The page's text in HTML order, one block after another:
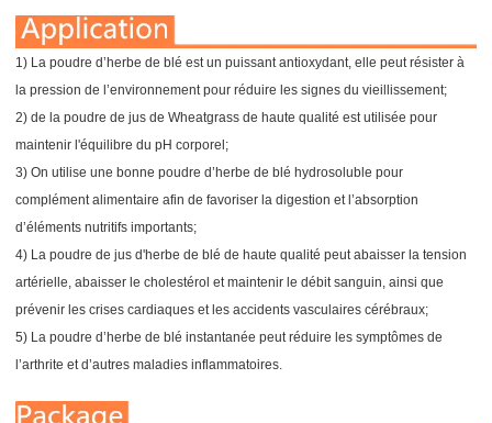
1) La poudre d’herbe de blé est un puissant antioxydant, elle peut résister à
la pression de l’environnement pour réduire les signes du vieillissement;
2) de la poudre de jus de Wheatgrass de haute qualité est utilisée pour
maintenir l'équilibre du pH corporel;
3) On utilise une bonne poudre d’herbe de blé hydrosoluble pour
complément alimentaire afin de favoriser la digestion et l’absorption
d’éléments nutritifs importants;
4) La poudre de jus d'herbe de blé de haute qualité peut abaisser la tension
artérielle, abaisser le cholestérol et maintenir le débit sanguin, ainsi que
prévenir les crises cardiaques et les accidents vasculaires cérébraux;
5) La poudre d’herbe de blé instantanée peut réduire les symptômes de
l’arthrite et d’autres maladies inflammatoires.